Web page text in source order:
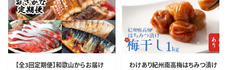
【全3回定期便】和歌山からお届け
わけあり紀州南高梅はちみつ漬け